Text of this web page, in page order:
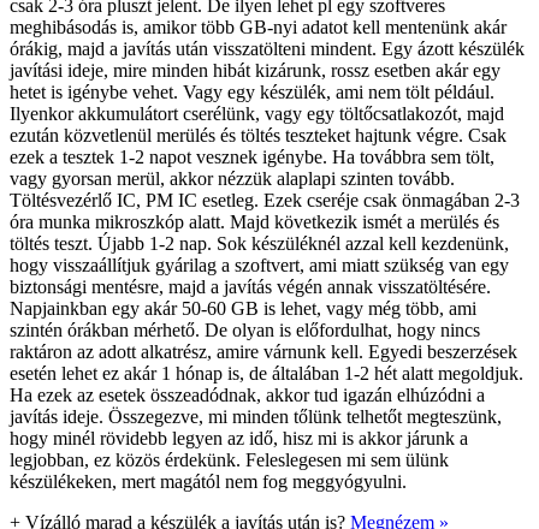
csak 2-3 óra pluszt jelent. De ilyen lehet pl egy szoftveres
meghibásodás is, amikor több GB-nyi adatot kell mentenünk akár
órákig, majd a javítás után visszatölteni mindent. Egy ázott készülék
javítási ideje, mire minden hibát kizárunk, rossz esetben akár egy
hetet is igénybe vehet. Vagy egy készülék, ami nem tölt például.
Ilyenkor akkumulátort cserélünk, vagy egy töltőcsatlakozót, majd
ezután közvetlenül merülés és töltés teszteket hajtunk végre. Csak
ezek a tesztek 1-2 napot vesznek igénybe. Ha továbbra sem tölt,
vagy gyorsan merül, akkor nézzük alaplapi szinten tovább.
Töltésvezérlő IC, PM IC esetleg. Ezek cseréje csak önmagában 2-3
óra munka mikroszkóp alatt. Majd következik ismét a merülés és
töltés teszt. Újabb 1-2 nap. Sok készüléknél azzal kell kezdenünk,
hogy visszaállítjuk gyárilag a szoftvert, ami miatt szükség van egy
biztonsági mentésre, majd a javítás végén annak visszatöltésére.
Napjainkban egy akár 50-60 GB is lehet, vagy még több, ami
szintén órákban mérhető. De olyan is előfordulhat, hogy nincs
raktáron az adott alkatrész, amire várnunk kell. Egyedi beszerzések
esetén lehet ez akár 1 hónap is, de általában 1-2 hét alatt megoldjuk.
Ha ezek az esetek összeadódnak, akkor tud igazán elhúzódni a
javítás ideje. Összegezve, mi minden tőlünk telhetőt megteszünk,
hogy minél rövidebb legyen az idő, hisz mi is akkor járunk a
legjobban, ez közös érdekünk. Feleslegesen mi sem ülünk
készülékeken, mert magától nem fog meggyógyulni.
+ Vízálló marad a készülék a javítás után is? Megnézem »